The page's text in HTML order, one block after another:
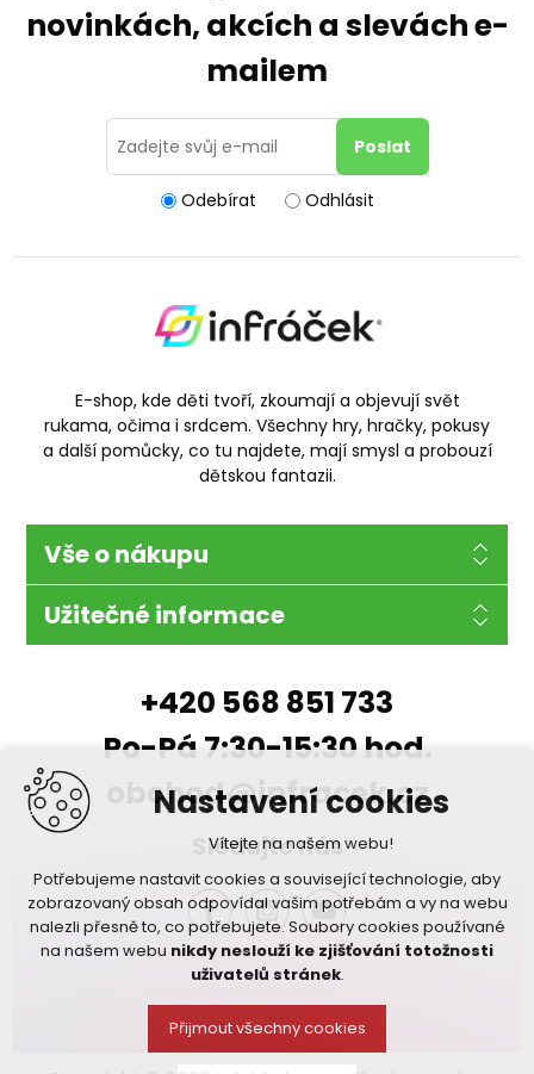
Nastavení cookies
Vítejte na našem webu!
Potřebujeme nastavit cookies a související technologie, aby
zobrazovaný obsah odpovídal vašim potřebám a vy na webu
nalezli přesně to, co potřebujete. Soubory cookies používané
na našem webu nikdy neslouží ke zjišťování totožnosti
uživatelů stránek.
Přijmout všechny cookies
novinkách, akcích a slevách e-
mailem
Odebírat Odhlásit
E-shop, kde děti tvoří, zkoumají a objevují svět
rukama, očima i srdcem. Všechny hry, hračky, pokusy
a další pomůcky, co tu najdete, mají smysl a probouzí
dětskou fantazii.
Vše o nákupu
Užitečné informace
+420 568 851 733
Po-Pá 7:30-15:30 hod.
obchod@infracek.cz
Sledujte nás